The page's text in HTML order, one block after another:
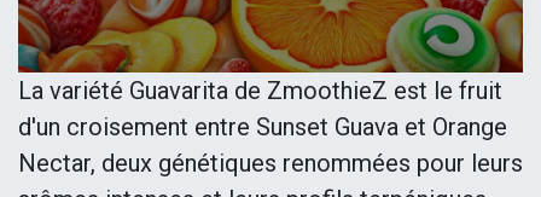
La variété Guavarita de ZmoothieZ est le fruit
d'un croisement entre Sunset Guava et Orange
Nectar, deux génétiques renommées pour leurs